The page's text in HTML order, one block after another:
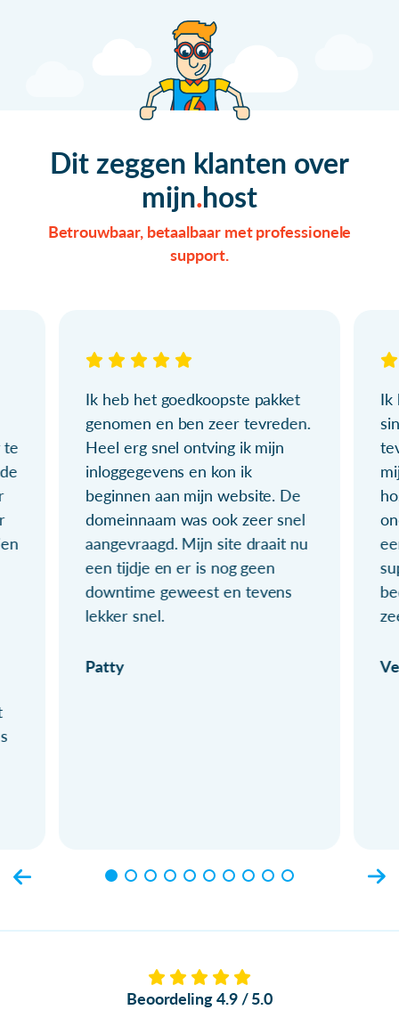
Dit zeggen klanten over
mijn host
Betrouwbaar, betaalbaar met professionele
support.
te
Ik heb het goedkoopste pakket
genomen en ben zeer tevreden.
Heel erg snel ontving ik mijn
inloggegevens en kon ik
beginnen aan mijn website. De
domeinnaam was ook zeer snel
aangevraagd. Mijn site draait nu
een tijdje en er is nog geen
downtime geweest en tevens
lekker snel.
Patty
Ik
Beoordeling 4.9 / 5.0